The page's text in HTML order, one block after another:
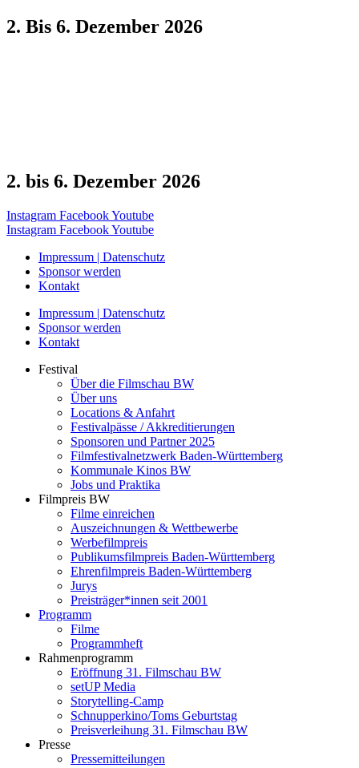
2. Bis 6. Dezember 2026
2. bis 6. Dezember 2026
Instagram FacebookYoutube
Instagram FacebookYoutube
Impressum | Datenschutz
Sponsor werden
Kontakt
Impressum | Datenschutz
Sponsor werden
Kontakt
Festival
Über die Filmschau BW
Über uns
Locations & Anfahrt
Festivalpässe / Akkreditierungen
Sponsoren und Partner 2025
Filmfestivalnetzwerk ­Baden-Württemberg
Kommunale Kinos BW
Jobs und Praktika
Filmpreis BW
Filme einreichen
Auszeichnungen & Wettbewerbe
Werbefilmpreis
Publikumsfilmpreis Baden-Württemberg
Ehrenfilmpreis Baden-Württemberg
Jurys
Preisträger*innen seit 2001
Programm
Filme
Programmheft
Rahmenprogramm
Eröffnung 31. Filmschau BW
setUP Media
Storytelling-Camp
Schnupperkino/Toms Geburtstag
Preisverleihung 31. Filmschau BW
Presse
Pressemitteilungen